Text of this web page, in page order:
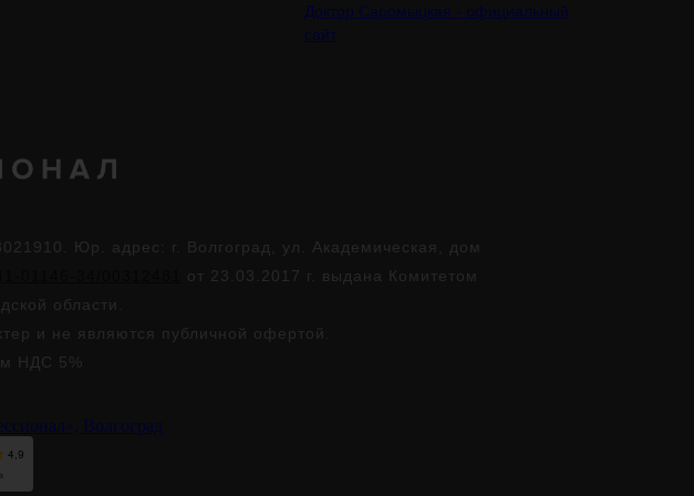
Доктор Саромыцкая - официальный
сайт
Юр. адрес: г. Волгоград, ул. Академическая, дом
от 23.03.2017 г. выдана Комитетом
области.
и не являются публичной офертой.
НДС 5%